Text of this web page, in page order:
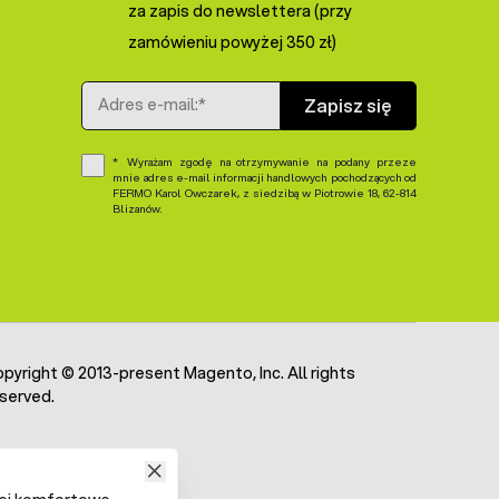
za zapis do newslettera (przy
zamówieniu powyżej 350 zł)
Adres e-mail
Zapisz się
Wyrażam zgodę na otrzymywanie na podany przeze
mnie adres e-mail informacji handlowych pochodzących od
FERMO Karol Owczarek, z siedzibą w Piotrowie 18, 62-814
Blizanów.
© 2013-present Magento, Inc. All rights